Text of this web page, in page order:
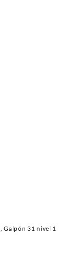
, Galpón 31 nivel 1